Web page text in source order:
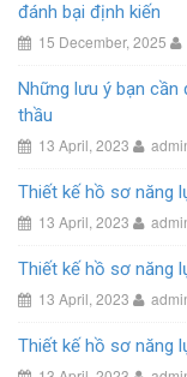
đánh bại định kiến
15 December, 2025
Những lưu ý bạn
thầu
13 April, 2023
Thiết kế hồ sơ năng
13 April, 2023
Thiết kế hồ sơ năng
13 April, 2023
Thiết kế hồ sơ năng